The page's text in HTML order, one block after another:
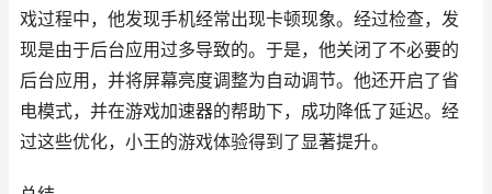
戏过程中，他发现手机经常出现卡顿现象。经过检查，发
现是由于后台应用过多导致的。于是，他关闭了不必要的
后台应用，并将屏幕亮度调整为自动调节。他还开启了省
电模式，并在游戏加速器的帮助下，成功降低了延迟。经
过这些优化，小王的游戏体验得到了显著提升。